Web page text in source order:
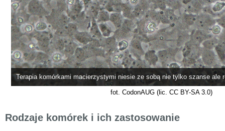
Terapia komórkami macierzystymi niesie ze sobą nie tylko szanse ale
fot. CodonAUG (lic. CC BY-SA 3.0)
Rodzaje komórek i ich zastosowanie